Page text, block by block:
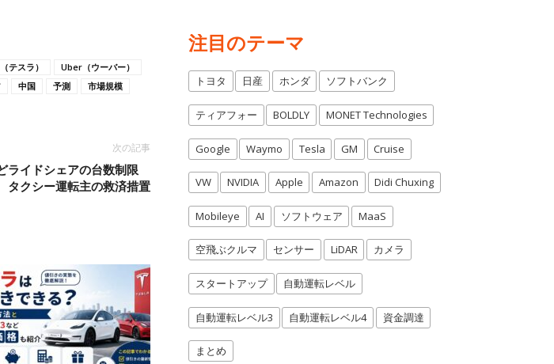
テスラ）
Uber（ウーバー）
中国 予測
市場規模
次の記事
ライドシェアの台数制限
タクシー運転主の救済措置
注目のテーマ
トヨタ 日産 ホンダ ソフトバンク
ティアフォー BOLDLY MONET Technologies
Google Waymo Tesla GM Cruise
VW NVIDIA Apple Amazon Didi Chuxing
Mobileye AI ソフトウェア MaaS
空飛ぶクルマ センサー LiDAR カメラ
スタートアップ 自動運転レベル
自動運転レベル3 自動運転レベル4 資金調達
まとめ